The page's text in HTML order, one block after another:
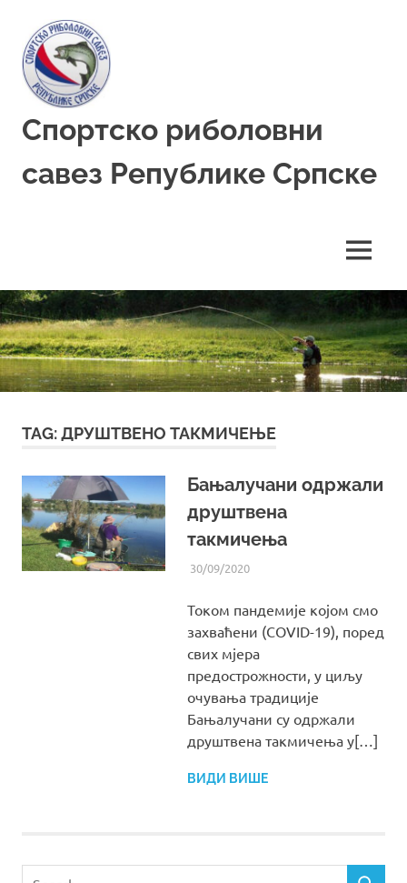
content
Спортско риболовни
савез Републике Српске
MENU
TAG:ДРУШТВЕНО ТАКМИЧЕЊЕ
Бањалучани одржали
друштвена
такмичења
30/09/2020UREDNIK
ВИЈЕСТИ ИЗ УДРУЖЕЊА
Током пандемије којом смо
захваћени (COVID-19), поред
свих мјера
предострожности, у циљу
очувања традициje
Бањалучани су одржали
друштвена такмичења у[…]
ВИДИ ВИШЕ